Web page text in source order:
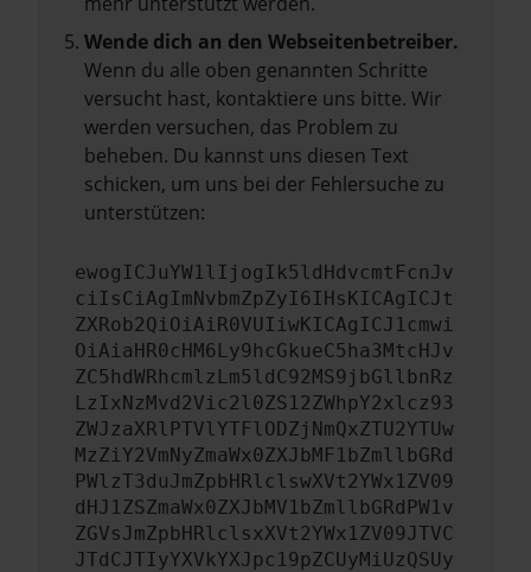
Wende dich an den Webseitenbetreiber.
Wenn du alle oben genannten Schritte
versucht hast, kontaktiere uns bitte. Wir
werden versuchen, das Problem zu
beheben. Du kannst uns diesen Text
schicken, um uns bei der Fehlersuche zu
unterstützen:
ewogICJuYW1lIjogIk5ldHdvcmtFcnJv
ciIsCiAgImNvbmZpZyI6IHsKICAgICJt
ZXRob2QiOiAiR0VUIiwKICAgICJ1cmwi
OiAiaHR0cHM6Ly9hcGkueC5ha3MtcHJv
ZC5hdWRhcmlzLm5ldC92MS9jbGllbnRz
LzIxNzMvd2Vic2l0ZS12ZWhpY2xlcz93
ZWJzaXRlPTVlYTFlODZjNmQxZTU2YTUw
MzZiY2VmNyZmaWx0ZXJbMF1bZmllbGRd
PWlzT3duJmZpbHRlclswXVt2YWx1ZV09
dHJ1ZSZmaWx0ZXJbMV1bZmllbGRdPW1v
ZGVsJmZpbHRlclsxXVt2YWx1ZV09JTVC
JTdCJTIyYXVkYXJpc19pZCUyMiUzQSUy